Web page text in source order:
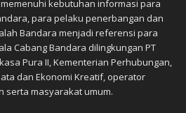
memenuhi kebutuhan informasi para
para pelaku penerbangan dan
Bandara menjadi referensi para
Cabang Bandara dilingkungan PT
Pura II, Kementerian Perhubungan,
dan Ekonomi Kreatif, operator
serta masyarakat umum.